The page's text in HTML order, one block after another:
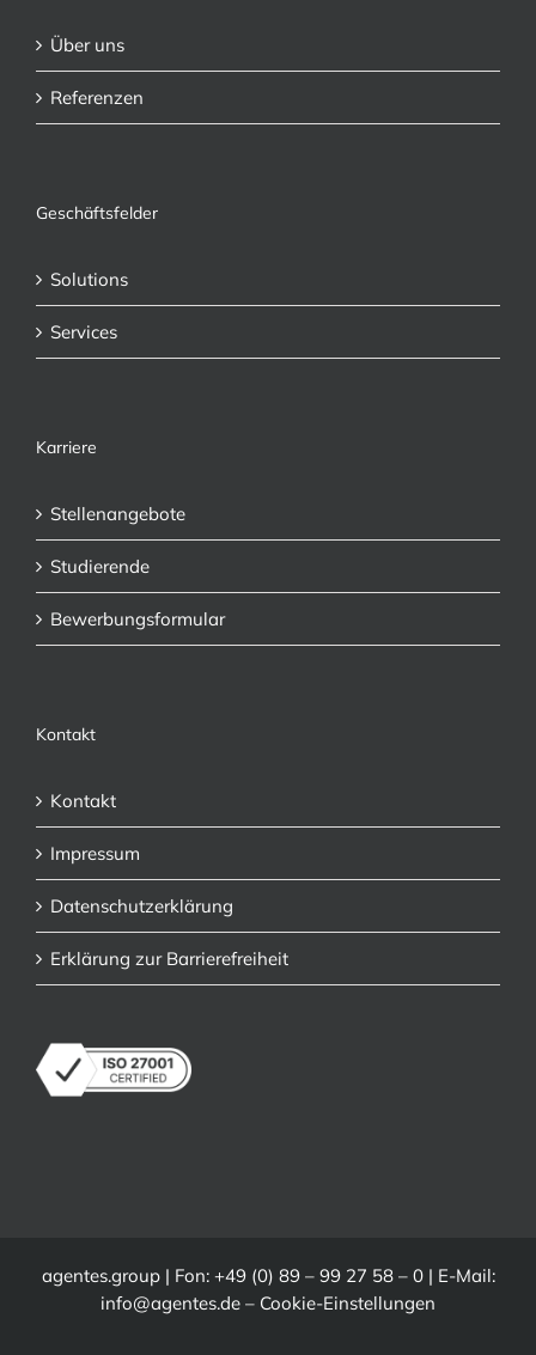
Über uns
Referenzen
Geschäftsfelder
Solutions
Services
Karriere
Stellenangebote
Studierende
Bewerbungsformular
Kontakt
Kontakt
Impressum
Datenschutzerklärung
Erklärung zur Barrierefreiheit
agentes.group | Fon: +49 (0) 89 – 99 27 58 – 0 | E-Mail:
info@agentes.de – Cookie-Einstellungen